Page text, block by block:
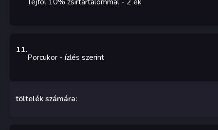
11.
Porcukor - ízlés szerint
töltelék számára: